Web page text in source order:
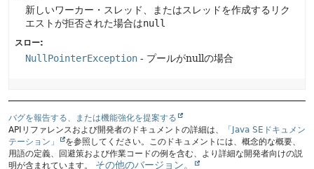
新しいワーカー・スレッド、またはスレッドを作成するリク
エストが拒否された場合はnull
スロー:
NullPointerException - プールがnullの場合
バグを報告する、または機能強化を提案する
APIリファレンスおよび開発者のドキュメントの詳細は、
「Java SEドキュメン
テーション」
を参照してください。このドキュメントには、概念的な概要、
用語の定義、回避策および作業コードの例を含む、より詳細な開発者向けの説
明が含まれています。
その他のバージョン。